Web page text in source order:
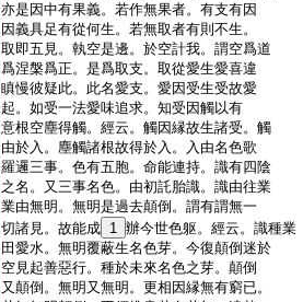
亦是因中有果義。若作無果者。有支有因
因義具足有從何生。若無取者有則不生。
取即五見。執空是邊。於空計我。謂空爲道
爲涅槃爲正。是爲取支。取從愛生愛喜違
瞋慢彼疑此。此名愛支。愛因受生受故愛
起。如受一法愛味追求。知受因觸以有
意根空塵得觸。經云。觸因縁故生諸受。觸
由於入。塵觸諸根故得於入。入由名色歌
羅邏三事。色有五胞。命能連持。識有四陰
之名。又三事名色。由初託胎識。識由往業
業由無明。無明是過去顛倒。謂有謂無一
切諸見。故能成 1 辦今世色躯。經云。識種業
田愛水。無明覆蔽生名色芽。今復顛倒迷於
空見起善惡行。種於未來名色之芽。顛倒
又顛倒。無明又無明。更相因縁無有窮已。